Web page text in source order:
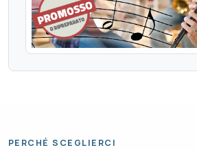
PERCHÉ SCEGLIERCI